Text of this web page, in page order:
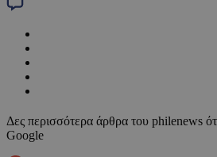
Δες περισσότερα άρθρα του philenews
Google